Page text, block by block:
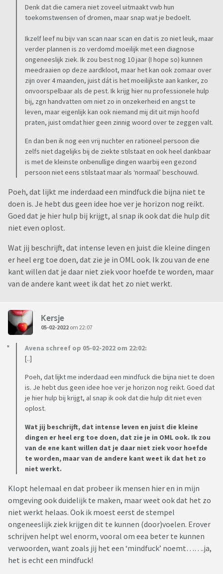
Denk dat die camera niet zoveel uitmaakt vwb hun
toekomstwensen of dromen, maar snap wat je bedoelt.
Ikzelf leef nu bijv van scan naar scan en dat is zo niet leuk, maar
verder plannen is zo verdomd moeilijk met een diagnose
ongeneeslijk ziek. Ik zou best nog 10 jaar (I hope so) kunnen
meedraaien op deze aardkloot, maar het kan ook zomaar over
zijn over 4 maanden, juist dát is het moeilijkste aan kanker, zo
onvoorspelbaar als de pest. Ik krijg hier nu professionele hulp
bij, zgn handvatten om niet zo in onzekerheid en angst te
leven, maar eigenlijk kan ook niemand mij dit uit mijn hoofd
praten, juist omdat hier geen zinnig woord over te zeggen valt.
En dan ben ik nog een vrij nuchter en rationeel persoon die
zelfs niet dagelijks bij de ziekte stilstaat en ook heel dankbaar
is met de kleinste onbenullige dingen waarbij een gezond
persoon niet eens stilstaat maar als ‘normaal’ beschouwd.
Poeh, dat lijkt me inderdaad een mindfuck die bijna niet te
doen is. Je hebt dus geen idee hoe ver je horizon nog reikt.
Goed dat je hier hulp bij krijgt, al snap ik ook dat die hulp dit
niet even oplost.
Wat jij beschrijft, dat intense leven en juist die kleine dingen
er heel erg toe doen, dat zie je in OML ook. Ik zou van de ene
kant willen dat je daar niet ziek voor hoefde te worden, maar
van de andere kant weet ik dat het zo niet werkt.
Kersje
05-02-2022 om 22:07
Avena schreef op 05-02-2022 om 22:02:
[..]
Poeh, dat lijkt me inderdaad een mindfuck die bijna niet te doen
is. Je hebt dus geen idee hoe ver je horizon nog reikt. Goed dat
je hier hulp bij krijgt, al snap ik ook dat die hulp dit niet even
oplost.
Wat jij beschrijft, dat intense leven en juist die kleine
dingen er heel erg toe doen, dat zie je in OML ook. Ik zou
van de ene kant willen dat je daar niet ziek voor hoefde
te worden, maar van de andere kant weet ik dat het zo
niet werkt.
Klopt helemaal en dat probeer ik mensen hier en in mijn
omgeving ook duidelijk te maken, maar weet ook dat het zo
niet werkt helaas. Ook ik moest eerst de stempel
ongeneeslijk ziek krijgen dit te kunnen (door)voelen. Erover
schrijven helpt wel enorm, vooral om eea beter te kunnen
verwoorden, want zoals jij het een ‘mindfuck’ noemt…….ja,
het is echt een mindfuck!